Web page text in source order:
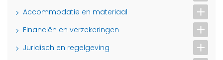
Accommodatie en materiaal
Financiën en verzekeringen
Juridisch en regelgeving